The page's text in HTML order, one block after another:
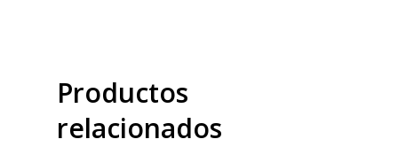
Productos
relacionados